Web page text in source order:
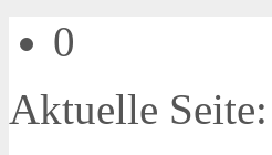
0
Aktuelle Seite: